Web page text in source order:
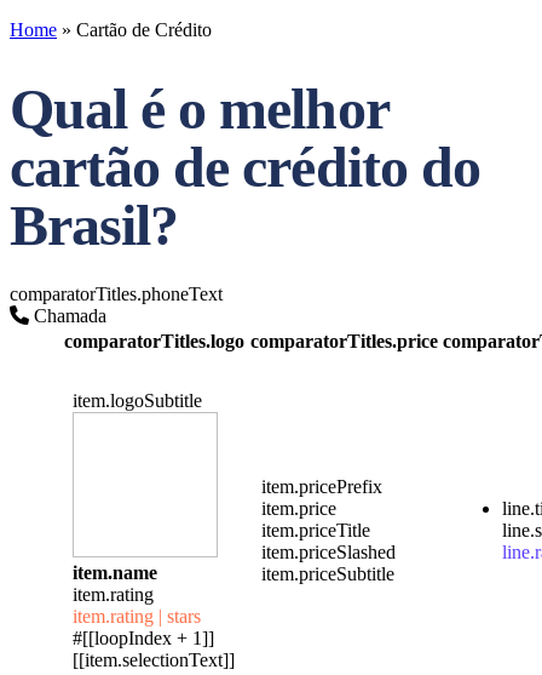
Home » Cartão de Crédito
Qual é o melhor
cartão de crédito do
Brasil?
comparatorTitles.phoneText
Chamada
comparatorTitles.logo comparatorTitles.price
item.logoSubtitle
item.name
item.rating
item.rating | stars
#[[loopIndex + 1]]
[[item.selectionText]]
item.pricePrefix
item.price
item.priceTitle
item.priceSlashed
item.priceSubtitle